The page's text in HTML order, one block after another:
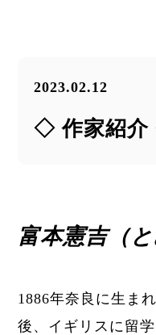
2023.02.12
◇ 作家紹介
富本憲吉（
1886年奈良に生ま
後、イギリスに留